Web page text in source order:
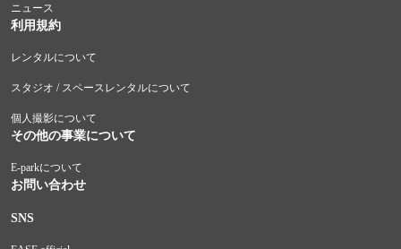
ニュース
利用規約
レンタルについて
スタジオ / スペースレンタルについて
個人撮影について
その他の事業について
E-parkについて
お問い合わせ
SNS